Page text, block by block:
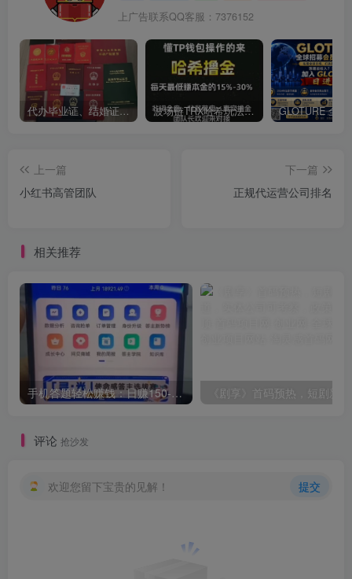
上广告联系QQ客服：7376152
代办毕业证、结婚证、房产证、不动产权证书、离婚证、中专/大专/高中 ​波场链TRX哈希玩法深度解析：低门槛也能实现稳定回报的新思路
上一篇
小红书高管团队
下一篇
正规代运营公司排名
相关推荐
手机答题轻松赚钱：日赚150-600元，简单操作，长期稳定收入！
评论 抢沙发
欢迎您留下宝贵的见解！ 提交